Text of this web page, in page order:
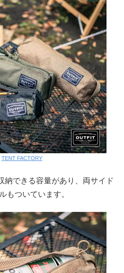
TENT FACTORY
納できる容量があり、両サイド
もついています。